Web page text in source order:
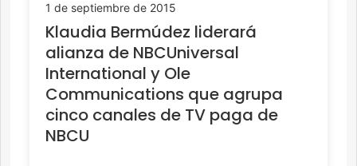
1 de septiembre de 2015
Klaudia Bermúdez liderará
alianza de NBCUniversal
International y Ole
Communications que agrupa
cinco canales de TV paga de
NBCU